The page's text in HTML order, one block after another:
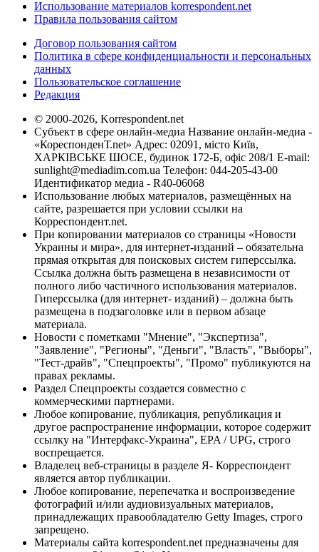
Использование материалов korrespondent.net
Правила пользования сайтом
Договор пользования сайтом
Политика в сфере конфиденциальности и персональных
данных
Пользовательское соглашение
Редакция
© 2000-2026, Korrespondent.net
Субъект в сфере онлайн-медиа Название онлайн-медиа -
«КореспонденТ.net» Адрес: 02091, місто Київ,
ХАРКІВСЬКЕ ШОСЕ, будинок 172-Б, офіс 208/1 E-mail:
sunlight@mediadim.com.ua Телефон: 044-205-43-00
Идентификатор медиа - R40-06068
Использование любых материалов, размещённых на
сайте, разрешается при условии ссылки на
Корреспондент.net.
При копировании материалов со страницы «Новости
Украины и мира», для интернет-изданий – обязательна
прямая открытая для поисковых систем гиперссылка.
Ссылка должна быть размещена в независимости от
полного либо частичного использования материалов.
Гиперссылка (для интернет- изданий) – должна быть
размещена в подзаголовке или в первом абзаце
материала.
Новости с пометками "Мнение", "Экспертиза",
"Заявление", "Регионы", "Деньги", "Власть", "Выборы",
"Тест-драйв", "Спецпроекты", "Промо" публикуются на
правах рекламы.
Раздел Спецпроекты создается совместно с
коммерческими партнерами.
Любое копирование, публикация, републикация и
другое распространение информации, которое содержит
ссылку на "Интерфакс-Украина", EPA / UPG, строго
воспрещается.
Владелец веб-страницы в разделе Я- Корреспондент
является автор публикации.
Любое копирование, перепечатка и воспроизведение
фотографий и/или аудиовизуальных материалов,
принадлежащих правообладателю Getty Images, строго
запрещено.
Материалы сайта korrespondent.net предназначены для